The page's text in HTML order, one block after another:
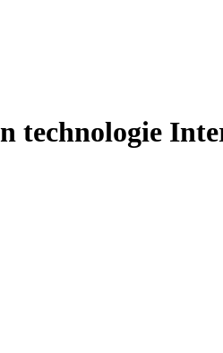
technologie